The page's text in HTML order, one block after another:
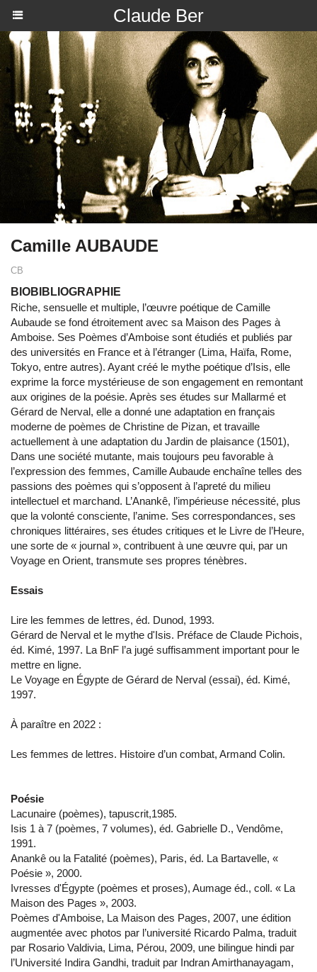
Claude Ber
Camille AUBAUDE
CB
BIOBIBLIOGRAPHIE
Riche, sensuelle et multiple, l’œuvre poétique de Camille
Aubaude se fond étroitement avec sa Maison des Pages à
Amboise. Ses Poèmes d’Amboise sont étudiés et publiés par
des universités en France et à l’étranger (Lima, Haïfa, Rome,
Tokyo, entre autres). Ayant créé le mythe poétique d’Isis, elle
exprime la force mystérieuse de son engagement en remontant
aux origines de la poésie. Après ses études sur Mallarmé et
Gérard de Nerval, elle a donné une adaptation en français
moderne de poèmes de Christine de Pizan, et travaille
actuellement à une adaptation du Jardin de plaisance (1501),
Dans une société mutante, mais toujours peu favorable à
l’expression des femmes, Camille Aubaude enchaîne telles des
passions des poèmes qui s’opposent à l’apreté du milieu
intellectuel et marchand. L’Anankê, l’impérieuse nécessité, plus
que la volonté consciente, l’anime. Ses correspondances, ses
chroniques littéraires, ses études critiques et le Livre de l’Heure,
une sorte de « journal », contribuent à une œuvre qui, par un
Voyage en Orient, transmute ses propres ténèbres.
Essais
Lire les femmes de lettres, éd. Dunod, 1993.
Gérard de Nerval et le mythe d'Isis. Préface de Claude Pichois,
éd. Kimé, 1997. La BnF l’a jugé suffisamment important pour le
mettre en ligne.
Le Voyage en Égypte de Gérard de Nerval (essai), éd. Kimé,
1997.
À paraître en 2022 :
Les femmes de lettres. Histoire d’un combat, Armand Colin.
Poésie
Lacunaire (poèmes), tapuscrit,1985.
Isis 1 à 7 (poèmes, 7 volumes), éd. Gabrielle D., Vendôme,
1991.
Anankê ou la Fatalité (poèmes), Paris, éd. La Bartavelle, «
Poésie », 2000.
Ivresses d'Égypte (poèmes et proses), Aumage éd., coll. « La
Maison des Pages », 2003.
Poèmes d'Amboise, La Maison des Pages, 2007, une édition
augmentée avec photos par l’université Ricardo Palma, traduit
par Rosario Valdivia, Lima, Pérou, 2009, une bilingue hindi par
l’Université Indira Gandhi, traduit par Indran Amirthanayagam,